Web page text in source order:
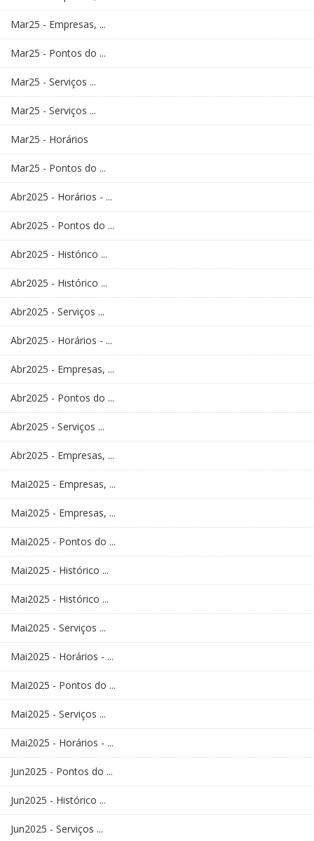
Mar25 - Empresas, ...
Mar25 - Pontos do ...
Mar25 - Serviços ...
Mar25 - Serviços ...
Mar25 - Horários
Mar25 - Pontos do ...
Abr2025 - Horários - ...
Abr2025 - Pontos do ...
Abr2025 - Histórico ...
Abr2025 - Histórico ...
Abr2025 - Serviços ...
Abr2025 - Horários - ...
Abr2025 - Empresas, ...
Abr2025 - Pontos do ...
Abr2025 - Serviços ...
Abr2025 - Empresas, ...
Mai2025 - Empresas, ...
Mai2025 - Empresas, ...
Mai2025 - Pontos do ...
Mai2025 - Histórico ...
Mai2025 - Histórico ...
Mai2025 - Serviços ...
Mai2025 - Horários - ...
Mai2025 - Pontos do ...
Mai2025 - Serviços ...
Mai2025 - Horários - ...
Jun2025 - Pontos do ...
Jun2025 - Histórico ...
Jun2025 - Serviços ...